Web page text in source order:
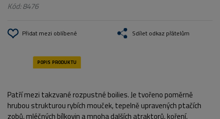
Kód:8476
Přidat mezi oblíbené Sdílet odkaz přátelům
Patří mezi takzvané rozpustné boilies. Je tvořeno poměrně
hrubou strukturou rybích mouček, tepelně upravených ptačích
zobů, mléčných bílkovin a mnoha dalších atraktorů, koření,